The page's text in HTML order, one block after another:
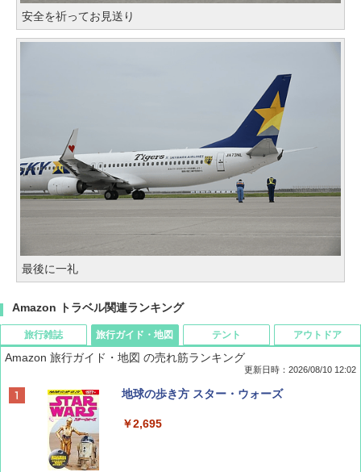
安全を祈ってお見送り
最後に一礼
Amazon トラベル関連ランキング
旅行雑誌
BE-PAL(ビ-パル) 2026年 10 月号【特別付録:
旅行ガイド・地図
Amazon 旅行ガイド・地図 の売れ筋ランキング
更新日時：2026/08/10 12:02
地球の歩き方 スター・ウォーズ
￥2,695
テント アウトドア